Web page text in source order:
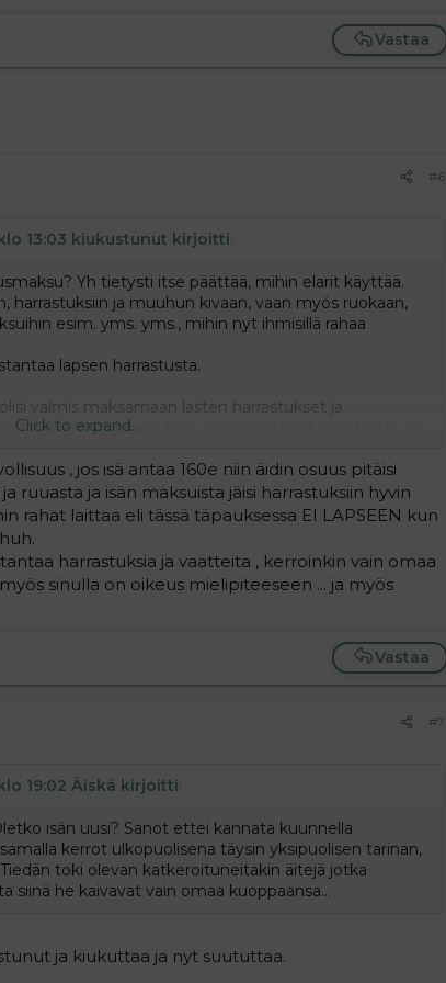
Vastaa
#6
13:03 kiukustunut kirjoitti:
Yh tietysti itse päättää, mihin elarit käyttää.
harrastuksiin ja muuhun kivaan, vaan myös ruokaan,
esim. yms. yms., mihin nyt ihmisillä rahaa
lapsen harrastusta.
valmis maksamaan lasten harrastukset ja
lasta harrastukseen laita, selitykset ovat ihan hyvät, tai
rahasta ollut kiinni !!
Click to expand...
, jos isä antaa 160e niin äidin osuus pitäisi
ruuasta ja isän maksuista jäisi harrastuksiin hyvin
rahat laittaa eli tässä täpauksessa EI LAPSEEN kun
harrastuksia ja vaatteita , kerroinkin vain omaa
sinulla on oikeus mielipiteeseen ... ja myös
Vastaa
#7
19:02 Äiskä kirjoitti:
isän uusi? Sanot ettei kannata kuunnella
kerrot ulkopuolisena täysin yksipuolisen tarinan,
toki olevan katkeroituneitakin äitejä jotka
siinä he kaivavat vain omaa kuoppaansa...
ja kiukuttaa ja nyt suututtaa.